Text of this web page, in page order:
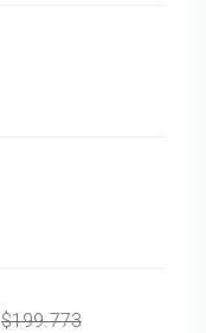
$199.773